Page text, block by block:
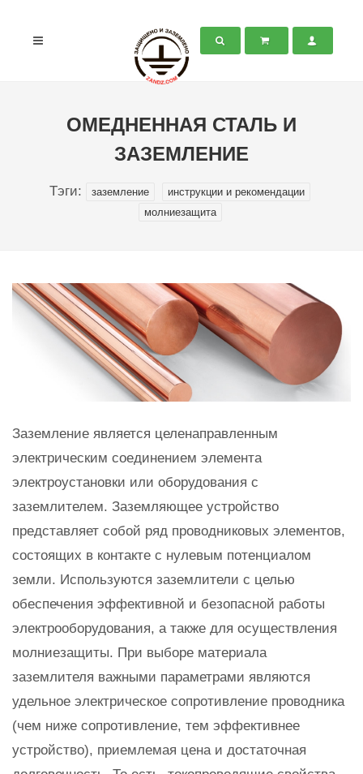
ОМЕДНЕННАЯ СТАЛЬ И
ЗАЗЕМЛЕНИЕ
Тэги: заземление
инструкции и рекомендации
молниезащита
Заземление является целенаправленным
электрическим соединением элемента
электроустановки или оборудования с
заземлителем. Заземляющее устройство
представляет собой ряд проводниковых элементов,
состоящих в контакте с нулевым потенциалом
земли. Используются заземлители с целью
обеспечения эффективной и безопасной работы
электрооборудования, а также для осуществления
молниезащиты. При выборе материала
заземлителя важными параметрами являются
удельное электрическое сопротивление проводника
(чем ниже сопротивление, тем эффективнее
устройство), приемлемая цена и достаточная